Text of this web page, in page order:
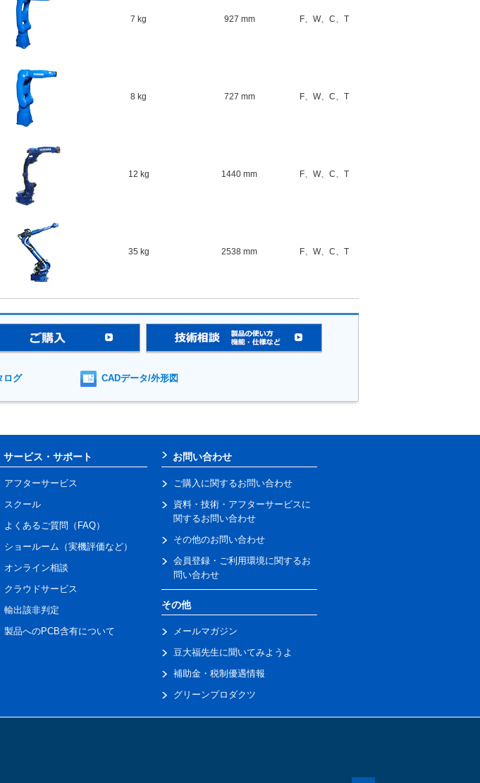
7 kg 927 mm F、W、C、T
8 kg 727 mm F、W、C、T
12 kg 1440 mm F、W、C、T
35 kg 2538 mm F、W、C、T
2061 mm
ログ CADデータ/外形図
サービス・サポート
アフターサービス
スクール
よくあるご質問（FAQ）
ショールーム（実機評価など）
オンライン相談
クラウドサービス
輸出該非判定
製品へのPCB含有について
お問い合わせ
ご購入に関するお問い合わせ
資料・技術・アフターサービスに
関するお問い合わせ
その他のお問い合わせ
会員登録・ご利用環境に関するお
問い合わせ
その他
メールマガジン
豆大福先生に聞いてみようよ
補助金・税制優遇情報
グリーンプロダクツ